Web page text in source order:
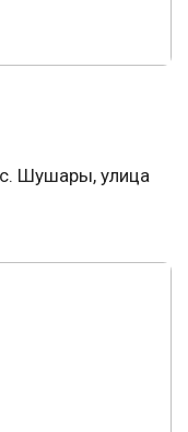
Шушары, улица